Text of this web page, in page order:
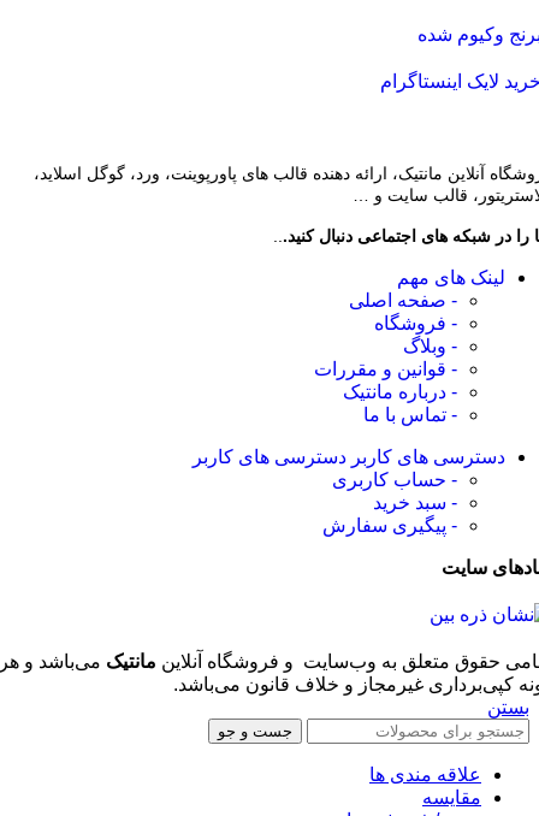
وکیوم شده
لایک اینستاگرام
آنلاین مانتیک، ارائه دهنده قالب های پاورپوینت، ورد، گوگل اسلاید،
قالب سایت و …
را در شبکه های اجتماعی دنبال کنید...
لینک های مهم
- صفحه اصلی
- فروشگاه
- وبلاگ
- قوانین و مقررات
- درباره مانتیک
- تماس با ما
دسترسی های کاربر دسترسی های کاربر
- حساب کاربری
- سبد خرید
- پیگیری سفارش
سایت
حقوق متعلق به وب‌سایت و فروشگاه‌ آنلاین مانتیک می‌باشد و هر
کپی‌برداری غیرمجاز و خلاف قانون می‌باشد.
بستن
جست و جو
علاقه مندی ها
مقایسه